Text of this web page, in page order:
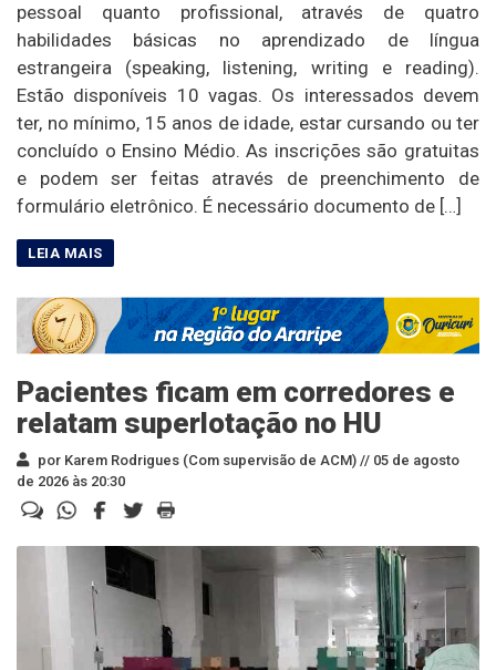
pessoal quanto profissional, através de quatro
habilidades básicas no aprendizado de língua
estrangeira (speaking, listening, writing e reading).
Estão disponíveis 10 vagas. Os interessados devem
ter, no mínimo, 15 anos de idade, estar cursando ou ter
concluído o Ensino Médio. As inscrições são gratuitas
e podem ser feitas através de preenchimento de
formulário eletrônico. É necessário documento de […]
Pacientes ficam em corredores e
relatam superlotação no HU
por Karem Rodrigues (Com supervisão de ACM) // 05 de agosto
de 2026 às 20:30